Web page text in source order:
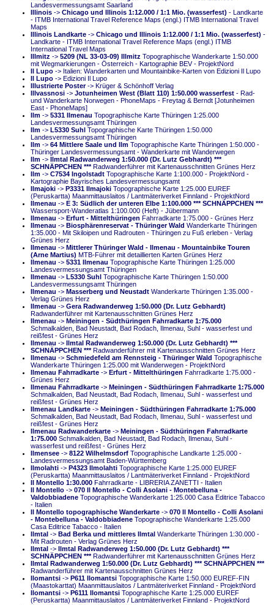
Landesvermessungsamt Saarland
Illinois -> Chicago und Illinois 1:12.000 / 1:1 Mio. (wasserfest) - Landkarte
- ITMB International Travel Reference Maps (engl.) ITMB International Travel
Maps
Illinois Landkarte -> Chicago und Illinois 1:12.000 / 1:1 Mio. (wasserfest) -
Landkarte - ITMB International Travel Reference Maps (engl.) ITMB
International Travel Maps
Illmitz -> 5209 (NL 33-03-09) Illmitz Topographische Wanderkarte 1:50.000
mit Wegmarkierungen - Österreich - Kartographie BEV - ProjektNord
Il Lupo -> Italien: Wanderkarten und Mountainbike-Karten von Edizioni Il Lupo
Il Lupo -> Edizioni Il Lupo
Illustrierte Poster-> Krüger & Schönhoff Verlag
Illvassnosi -> Jotunheimen West (Blatt 110) 1:50.000 wasserfest - Rad-
und Wanderkarte Norwegen - PhoneMaps - Freytag & Berndt [Jotunheimen
East - PhoneMaps]
Ilm -> 5331 Ilmenau Topographische Karte Thüringen 1:25.000
Landesvermessungsamt Thüringen
Ilm -> L5330 Suhl Topographische Karte Thüringen 1:50.000
Landesvermessungsamt Thüringen
Ilm -> 64 Mittlere Saale und Ilm Topographische Karte Thüringen 1:50.000 -
Thüringer Landesvermessungsamt - Wanderkarte mit Wanderwegen
Ilm -> Ilmtal Radwanderweg 1:50.000 (Dr. Lutz Gebhardt) ***
SCHNÄPPCHEN ***Radwanderführer mit Kartenausschnitten Grünes Herz
Ilm -> C7534 Ingolstadt Topographische Karte 1:100.000 - ProjektNord -
Kartographie Bayrisches Landesvermessungsamt
Ilmajoki -> P3331 Ilmajoki Topographische Karte 1:25.000 EUREF
(Peruskartta) Maanmittauslaitos / Lantmäteriverket Finnland - ProjektNord
Ilmenau -> E 3: Südlich der unteren Elbe 1:100.000 *** SCHNÄPPCHEN ***
Wassersport-Wanderatlas 1:100.000 (Heft) - Jübermann
Ilmenau -> Erfurt - Mittelthüringen Fahrradkarte 1:75.000 - Grünes Herz
Ilmenau -> Biosphärenreservat - Thüringer Wald Wanderkarte Thüringen
1:35.000 - Mit Skiloipen und Radrouten - Thüringen zu Fuß erleben - Verlag
Grünes Herz
Ilmenau -> Mittlerer Thüringer Wald - Ilmenau - Mountainbike Touren
(Arne Martius) MTB-Führer mit detaillierten Karten Grünes Herz
Ilmenau -> 5331 Ilmenau Topographische Karte Thüringen 1:25.000
Landesvermessungsamt Thüringen
Ilmenau -> L5330 Suhl Topographische Karte Thüringen 1:50.000
Landesvermessungsamt Thüringen
Ilmenau -> Masserberg und Neustadt Wanderkarte Thüringen 1:35.000 -
Verlag Grünes Herz
Ilmenau -> Gera Radwanderweg 1:50.000 (Dr. Lutz Gebhardt)
Radwanderführer mit Kartenausschnitten Grünes Herz
Ilmenau -> Meiningen - Südthüringen Fahrradkarte 1:75.000
Schmalkalden, Bad Neustadt, Bad Rodach, Ilmenau, Suhl - wasserfest und
reißfest - Grünes Herz
Ilmenau -> Ilmtal Radwanderweg 1:50.000 (Dr. Lutz Gebhardt) ***
SCHNÄPPCHEN ***Radwanderführer mit Kartenausschnitten Grünes Herz
Ilmenau -> Schmiedefeld am Rennsteig - Thüringer Wald Topographische
Wanderkarte Thüringen 1:25.000 mit Wanderwegen - ProjektNord
Ilmenau Fahrradkarte -> Erfurt - Mittelthüringen Fahrradkarte 1:75.000 -
Grünes Herz
Ilmenau Fahrradkarte -> Meiningen - Südthüringen Fahrradkarte 1:75.000
Schmalkalden, Bad Neustadt, Bad Rodach, Ilmenau, Suhl - wasserfest und
reißfest - Grünes Herz
Ilmenau Landkarte -> Meiningen - Südthüringen Fahrradkarte 1:75.000
Schmalkalden, Bad Neustadt, Bad Rodach, Ilmenau, Suhl - wasserfest und
reißfest - Grünes Herz
Ilmenau Radwanderkarte -> Meiningen - Südthüringen Fahrradkarte
1:75.000 Schmalkalden, Bad Neustadt, Bad Rodach, Ilmenau, Suhl -
wasserfest und reißfest - Grünes Herz
Ilmensee -> 8122 Wilhelmsdorf Topographische Landkarte 1:25.000 -
Landesvermessungsamt Baden-Württemberg
Ilmolahti -> P4323 Ilmolahti Topographische Karte 1:25.000 EUREF
(Peruskartta) Maanmittauslaitos / Lantmäteriverket Finnland - ProjektNord
Il Montello 1:30.000 Fahrradkarte - LIBRERIA ZANETTI - Italien
Il Montello -> 070 Il Montello - Colli Asolani - Montebelluna -
Valdobbiadene Topographische Wanderkarte 1:25.000 Casa Editrice Tabacco
- Italien
Il Montello topographische Wanderkarte -> 070 Il Montello - Colli Asolani
- Montebelluna - Valdobbiadene Topographische Wanderkarte 1:25.000
Casa Editrice Tabacco - Italien
Ilmtal -> Bad Berka und mittleres Ilmtal Wanderkarte Thüringen 1:30.000 -
Mit Radrouten - Verlag Grünes Herz
Ilmtal -> Ilmtal Radwanderweg 1:50.000 (Dr. Lutz Gebhardt) ***
SCHNÄPPCHEN ***Radwanderführer mit Kartenausschnitten Grünes Herz
Ilmtal Radwanderweg 1:50.000 (Dr. Lutz Gebhardt) *** SCHNÄPPCHEN ***
Radwanderführer mit Kartenausschnitten Grünes Herz
Ilomantsi -> P611 Ilomantsi Topographische Karte 1:50.000 EUREF-FIN
(Maastokarttat) Maanmittauslaitos / Lantmäteriverket Finnland - ProjektNord
Ilomantsi -> P6111 Ilomantsi Topographische Karte 1:25.000 EUREF
(Peruskartta) Maanmittauslaitos / Lantmäteriverket Finnland - ProjektNord